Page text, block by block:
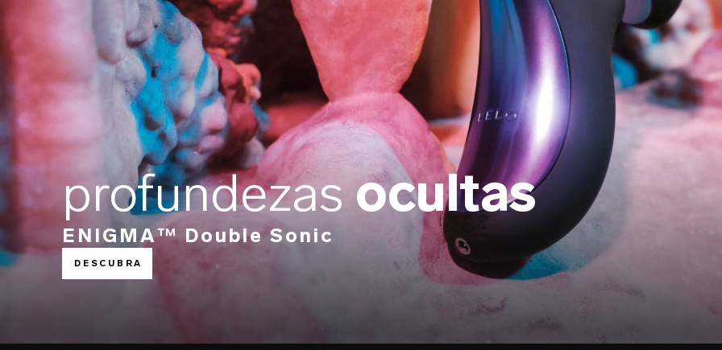
profundezasocultas
ENIGMA™ Double Sonic
DESCUBRA